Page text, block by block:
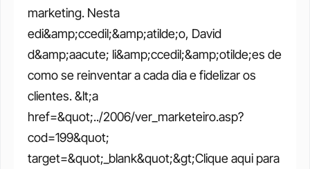
marketing. Nesta
edi&amp;ccedil;&amp;atilde;o, David
d&amp;aacute; li&amp;ccedil;&amp;otilde;es de
como se reinventar a cada dia e fidelizar os
clientes. &lt;a
href=&quot;../2006/ver_marketeiro.asp?
cod=199&quot;
target=&quot;_blank&quot;&gt;Clique aqui para